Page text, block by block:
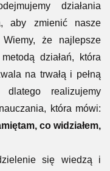
działania
aby zmienić nasze
że najlepsze
działań, która
na trwałą i pełną
dlatego realizujemy
która mówi:
co widziałem,
się wiedzą i